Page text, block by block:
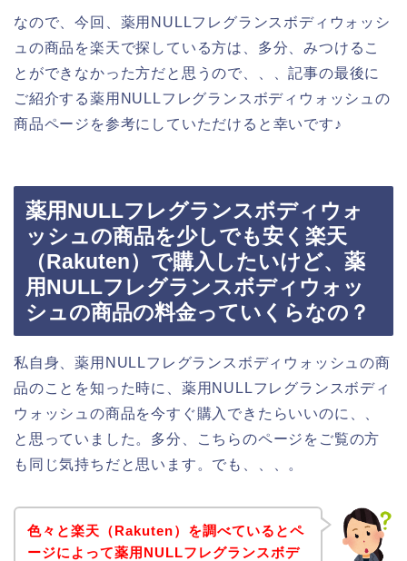
なので、今回、薬用NULLフレグランスボディウォッシ
ュの商品を楽天で探している方は、多分、みつけるこ
とができなかった方だと思うので、、、記事の最後に
ご紹介する薬用NULLフレグランスボディウォッシュの
商品ページを参考にしていただけると幸いです♪
薬用NULLフレグランスボディウォ
ッシュの商品を少しでも安く楽天
（Rakuten）で購入したいけど、薬
用NULLフレグランスボディウォッ
シュの商品の料金っていくらなの？
私自身、薬用NULLフレグランスボディウォッシュの商
品のことを知った時に、薬用NULLフレグランスボディ
ウォッシュの商品を今すぐ購入できたらいいのに、、
と思っていました。多分、こちらのページをご覧の方
も同じ気持ちだと思います。でも、、、。
色々と楽天（Rakuten）を調べているとペ
ージによって薬用NULLフレグランスボデ